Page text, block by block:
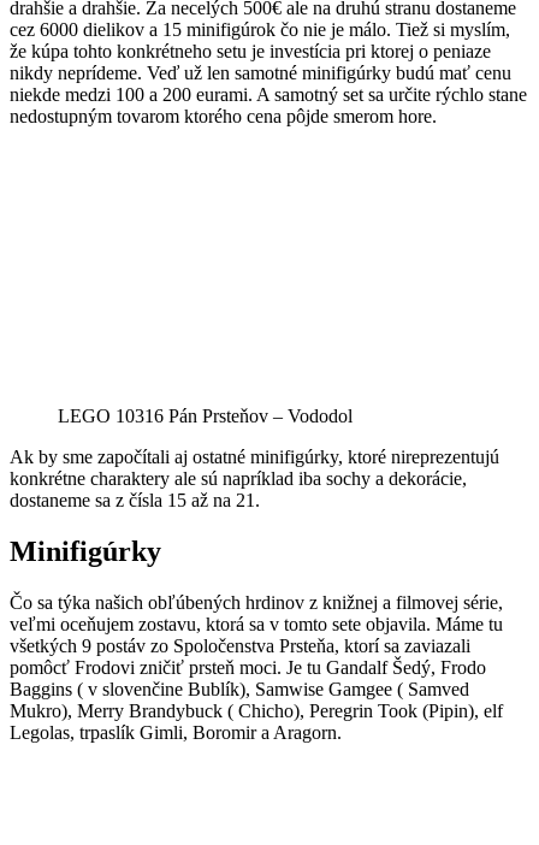
drahšie a drahšie. Za necelých 500€ ale na druhú stranu dostaneme
cez 6000 dielikov a 15 minifigúrok čo nie je málo. Tiež si myslím,
že kúpa tohto konkrétneho setu je investícia pri ktorej o peniaze
nikdy neprídeme. Veď už len samotné minifigúrky budú mať cenu
niekde medzi 100 a 200 eurami. A samotný set sa určite rýchlo stane
nedostupným tovarom ktorého cena pôjde smerom hore.
LEGO 10316 Pán Prsteňov – Vododol
Ak by sme započítali aj ostatné minifigúrky, ktoré nireprezentujú
konkrétne charaktery ale sú napríklad iba sochy a dekorácie,
dostaneme sa z čísla 15 až na 21.
Minifigúrky
Čo sa týka našich obľúbených hrdinov z knižnej a filmovej série,
veľmi oceňujem zostavu, ktorá sa v tomto sete objavila. Máme tu
všetkých 9 postáv zo Spoločenstva Prsteňa, ktorí sa zaviazali
pomôcť Frodovi zničiť prsteň moci. Je tu Gandalf Šedý, Frodo
Baggins ( v slovenčine Bublík), Samwise Gamgee ( Samved
Mukro), Merry Brandybuck ( Chicho), Peregrin Took (Pipin), elf
Legolas, trpaslík Gimli, Boromir a Aragorn.